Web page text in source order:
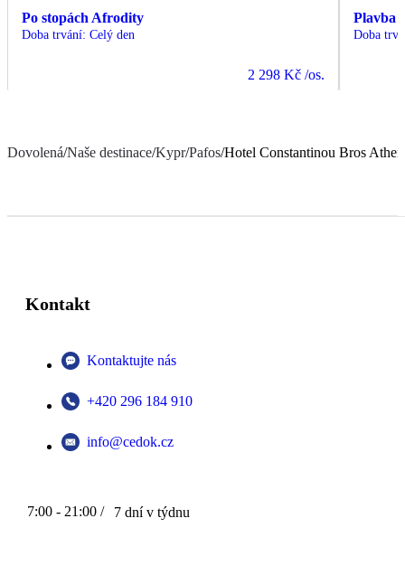
Po stopách Afrodity
Doba trvání: Celý den
2 298 Kč /os.
Plavba
Doba
Dovolená/Naše destinace/Kypr/Pafos/Hotel Constantinou Bros
Kontakt
Kontaktujte nás
+420 296 184 910
info@cedok.cz
7:00 - 21:00 / 7 dní v týdnu